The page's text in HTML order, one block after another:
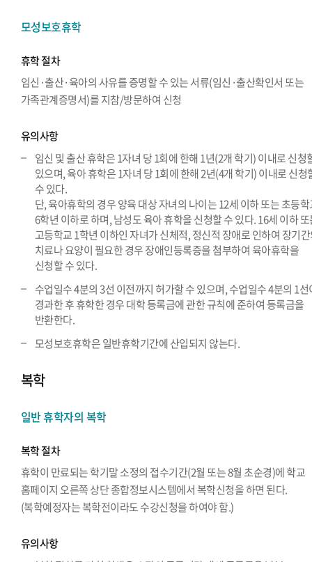
모성보호휴학
휴학 절차
임신·출산·육아의 사유를 증명할 수 있는 서류(임신·출산확인서 또는
가족관계증명서)를 지참/방문하여 신청
유의사항
임신 및 출산 휴학은 1자녀 당 1회에 한해 1년(2개 학기) 이내로 신청
있으며, 육아 휴학은 1자녀 당 1회에 한해 2년(4개 학기) 이내로 신청
수 있다.
단, 육아휴학의 경우 양육 대상 자녀의 나이는 12세 이하 또는 초등
6학년 이하로 하며, 남성도 육아 휴학을 신청할 수 있다. 16세 이하
고등학교 1학년 이하인 자녀가 신체적, 정신적 장애로 인하여 장기
치료나 요양이 필요한 경우 장애인등록증을 첨부하여 육아휴학을
신청할 수 있다.
수업일수 4분의 3선 이전까지 허가할 수 있으며, 수업일수 4분의 1선
경과한 후 휴학한 경우 대학 등록금에 관한 규칙에 준하여 등록금을
반환한다.
모성보호휴학은 일반휴학기간에 산입되지 않는다.
복학
일반 휴학자의 복학
복학 절차
휴학이 만료되는 학기말 소정의 접수기간(2월 또는 8월 초순경)에 학교
홈페이지 오른쪽 상단 종합정보시스템에서 복학신청을 하면 된다.
(복학예정자는 복학전이라도 수강신청을 하여야 함.)
유의사항